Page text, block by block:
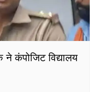
कंपोजिट विद्यालय